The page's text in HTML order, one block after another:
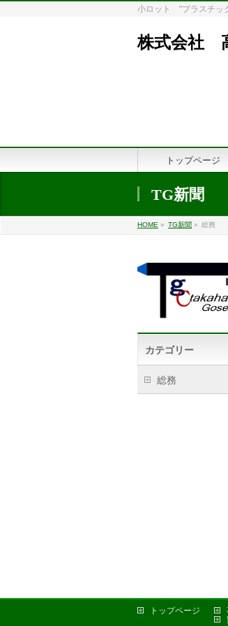
小ロット "プラスチッ
株式会社
トップページ
TG新聞
HOME » TG新聞 » 総務
カテゴリー
総務
トップページ